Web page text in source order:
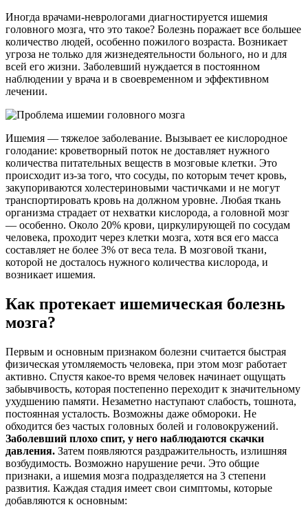
Иногда врачами-неврологами диагностируется ишемия
головного мозга, что это такое? Болезнь поражает все большее
количество людей, особенно пожилого возраста. Возникает
угроза не только для жизнедеятельности больного, но и для
всей его жизни. Заболевший нуждается в постоянном
наблюдении у врача и в своевременном и эффективном
лечении.
Ишемия — тяжелое заболевание. Вызывает ее кислородное
голодание: кроветворный поток не доставляет нужного
количества питательных веществ в мозговые клетки. Это
происходит из-за того, что сосуды, по которым течет кровь,
закупориваются холестериновыми частичками и не могут
транспортировать кровь на должном уровне. Любая ткань
организма страдает от нехватки кислорода, а головной мозг
— особенно. Около 20% крови, циркулирующей по сосудам
человека, проходит через клетки мозга, хотя вся его масса
составляет не более 3% от веса тела. В мозговой ткани,
которой не досталось нужного количества кислорода, и
возникает ишемия.
Как протекает ишемическая болезнь
мозга?
Первым и основным признаком болезни считается быстрая
физическая утомляемость человека, при этом мозг работает
активно. Спустя какое-то время человек начинает ощущать
забывчивость, которая постепенно переходит к значительному
ухудшению памяти. Незаметно наступают слабость, тошнота,
постоянная усталость. Возможны даже обмороки. Не
обходится без частых головных болей и головокружений.
Заболевший плохо спит, у него наблюдаются скачки
давления. Затем появляются раздражительность, излишняя
возбудимость. Возможно нарушение речи. Это общие
признаки, а ишемия мозга подразделяется на 3 степени
развития. Каждая стадия имеет свои симптомы, которые
добавляются к основным: